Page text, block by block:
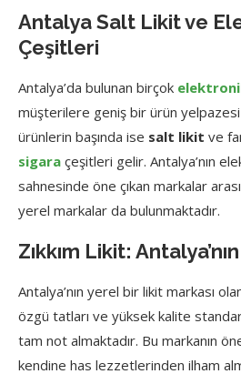
Antalya Salt Likit ve
Çeşitleri
Antalya’da bulunan birçok
müşterilere geniş bir ürün yelpazesi
ürünlerin başında ise salt likit ve
sigara çeşitleri gelir. Antalya’nın
sahnesinde öne çıkan markalar
yerel markalar da bulunmaktadır.
Zıkkım Likit:
Antalya’nın yerel bir likit markası
özgü tatları ve yüksek kalite
tam not almaktadır. Bu markanın öne
kendine has lezzetlerinden ilham